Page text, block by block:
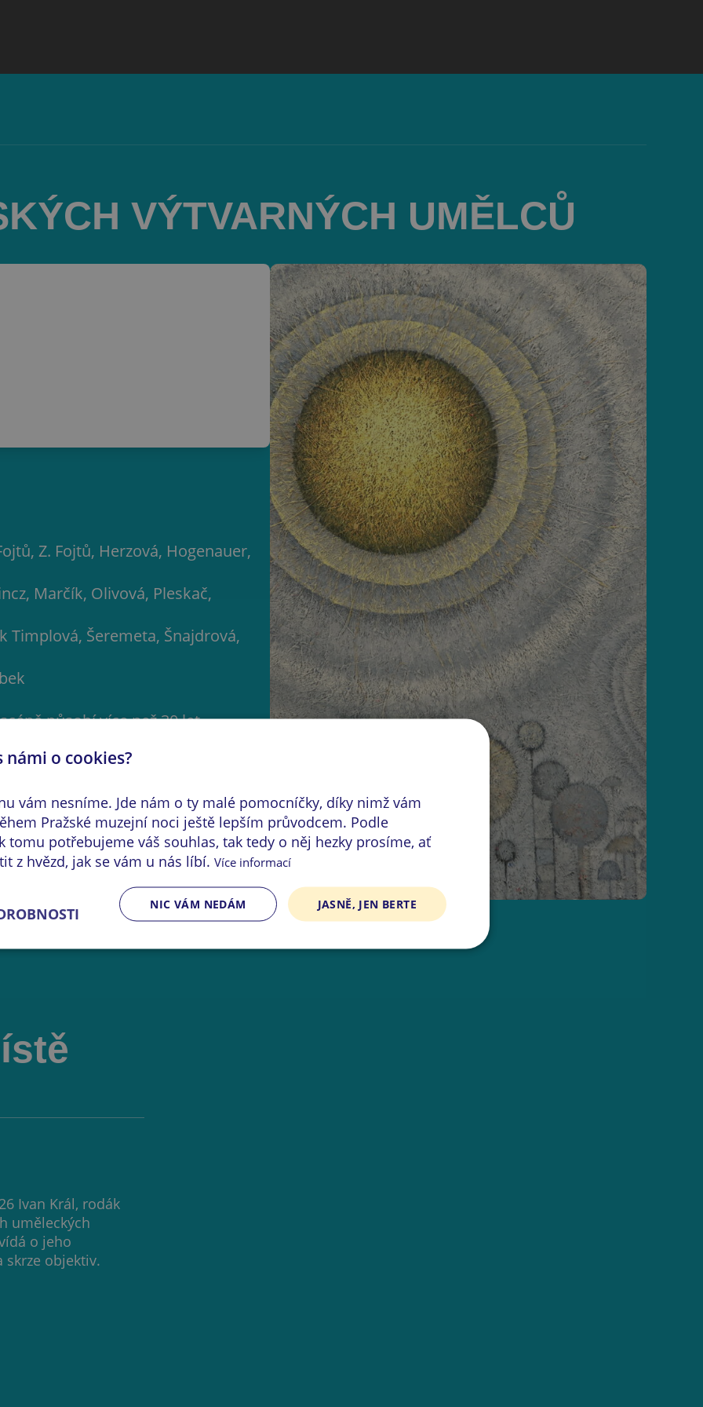
VÝTVARNÝCH UMĚLCŮ
Z. Fojtů, Herzová, Hogenauer,
Marčík, Olivová, Pleskač,
Timplová, Šeremeta, Šnajdrová,
působí více než 30 let.
malíře, sochaře a grafiky
svět. Autoři věří, že tento pohled
ty nejlepší emoce a skutečný
Ivan Král, rodák
uměleckých
o jeho
skrze objektiv.
námi o cookies?
vám nesníme. Jde nám o ty malé pomocníčky, díky nimž vám
Pražské muzejní noci ještě lepším průvodcem. Podle
tomu potřebujeme váš souhlas, tak tedy o něj hezky prosíme, ať
z hvězd, jak se vám u nás líbí. Více informací
JASNĚ, JEN BERTE
NIC VÁM NEDÁM